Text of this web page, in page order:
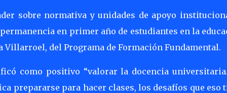
sobre normativa y unidades de apoyo
en primer año de estudiantes en la
Villarroel, del Programa de Formación Fundamental.
como positivo “valorar la docencia
prepararse para hacer clases, los desafíos que eso